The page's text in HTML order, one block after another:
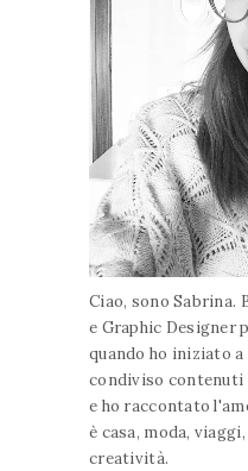
Ciao, sono Sabrina.
e Graphic Designer
quando ho iniziato
condiviso
e ho raccontato
è casa, moda,
creatività.